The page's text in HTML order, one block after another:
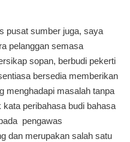
pusat sumber juga, saya
pelanggan semasa
sopan, berbudi pekerti
bersedia memberikan
menghadapi masalah tanpa
peribahasa budi bahasa
pengawas
dan merupakan salah satu